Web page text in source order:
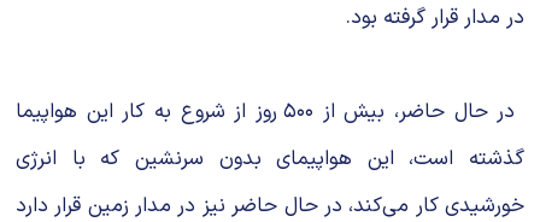
در مدار قرار گرفته بود.
در حال حاضر، بیش از ۵۰۰ روز از شروع به کار این هواپیما
گذشته است، این هواپیمای بدون سرنشین که با انرژی
خورشیدی کار می‌کند، در حال حاضر نیز در مدار زمین قرار دارد